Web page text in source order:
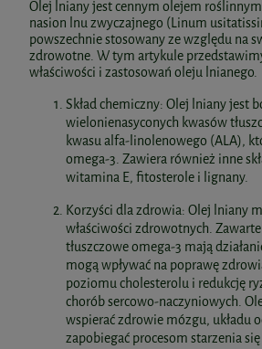
Olej lniany jest cennym olejem
nasion lnu zwyczajnego (Linum
powszechnie stosowany ze względu na
zdrowotne. W tym artykule
właściwości i zastosowań oleju lnianego.
Skład chemiczny: Olej lniany jest
wielonienasyconych kwasów
kwasu alfa-linolenowego (ALA),
omega-3. Zawiera również inne
witamina E, fitosterole i lignany.
Korzyści dla zdrowia: Olej lniany
właściwości zdrowotnych.
tłuszczowe omega-3 mają
mogą wpływać na poprawę
poziomu cholesterolu i redukcję
chorób sercowo-naczyniowych.
wspierać zdrowie mózgu, układu
zapobiegać procesom starzenia